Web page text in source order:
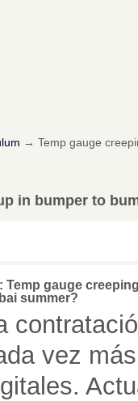
→ Temp gauge
in bumper to
Temp gauge
summer?
vez